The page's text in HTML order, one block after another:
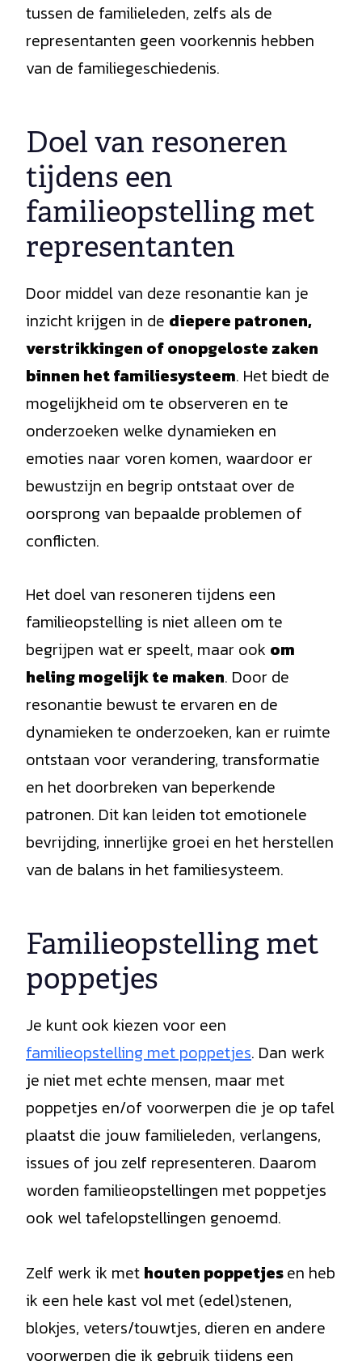
tussen de familieleden, zelfs als de
representanten geen voorkennis hebben
van de familiegeschiedenis.
Doel van resoneren
tijdens een
familieopstelling met
representanten
Door middel van deze resonantie kan je
inzicht krijgen in de diepere patronen,
verstrikkingen of onopgeloste zaken
binnen het familiesysteem. Het biedt de
mogelijkheid om te observeren en te
onderzoeken welke dynamieken en
emoties naar voren komen, waardoor er
bewustzijn en begrip ontstaat over de
oorsprong van bepaalde problemen of
conflicten.
Het doel van resoneren tijdens een
familieopstelling is niet alleen om te
begrijpen wat er speelt, maar ook om
heling mogelijk te maken. Door de
resonantie bewust te ervaren en de
dynamieken te onderzoeken, kan er ruimte
ontstaan voor verandering, transformatie
en het doorbreken van beperkende
patronen. Dit kan leiden tot emotionele
bevrijding, innerlijke groei en het herstellen
van de balans in het familiesysteem.
Familieopstelling met
poppetjes
Je kunt ook kiezen voor een
familieopstelling met poppetjes. Dan werk
je niet met echte mensen, maar met
poppetjes en/of voorwerpen die je op tafel
plaatst die jouw familieleden, verlangens,
issues of jou zelf representeren. Daarom
worden familieopstellingen met poppetjes
ook wel tafelopstellingen genoemd.
Zelf werk ik met houten poppetjesen heb
ik een hele kast vol met (edel)stenen,
blokjes, veters/touwtjes, dieren en andere
voorwerpen die ik gebruik tijdens een